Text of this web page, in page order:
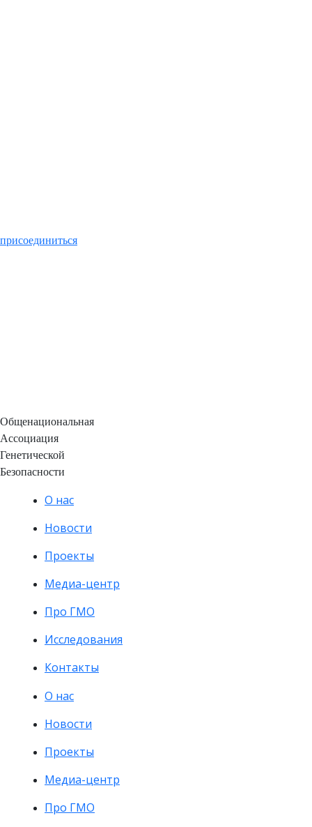
присоединиться
Общенациональная
Ассоциация
Генетической
Безопасности
О нас
Новости
Проекты
Медиа-центр
Про ГМО
Исследования
Контакты
О нас
Новости
Проекты
Медиа-центр
Про ГМО